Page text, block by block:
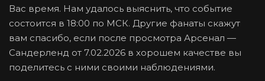
Вас время. Нам удалось выяснить, что событие
состоится в 18:00 по МСК. Другие фанаты скажут
вам спасибо, если после просмотра Арсенал —
Сандерленд от 7.02.2026 в хорошем качестве вы
поделитесь с ними своими наблюдениями.